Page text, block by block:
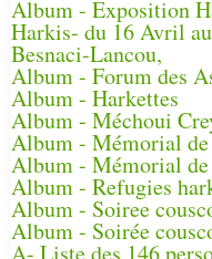
Album - Exposition
Harkis- du 16 Avril
Besnaci-Lancou,
Album - Forum des
Album - Harkettes
Album - Méchoui
Album - Mémorial de
Album - Mémorial de
Album - Refugies
Album - Soiree
Album - Soirée